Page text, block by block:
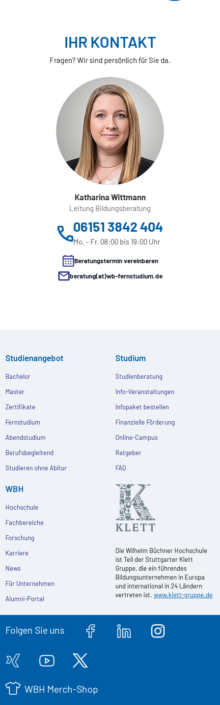
IHR KONTAKT
Fragen? Wir sind persönlich für Sie da.
Katharina Wittmann
Leitung Bildungsberatung
06151 3842 404
Mo. - Fr. 08:00 bis 19:00 Uhr
Beratungstermin vereinbaren
beratung(at)wb-fernstudium.de
Studienangebot
Bachelor
Master
Zertifikate
Fernstudium
Abendstudium
Berufsbegleitend
Studieren ohne Abitur
Studium
Studienberatung
Info-Veranstaltungen
Infopaket bestellen
Finanzielle Förderung
Online-Campus
Ratgeber
FAQ
WBH
Hochschule
Fachbereiche
Forschung
Karriere
News
Für Unternehmen
Alumni-Portal
Die Wilhelm Büchner Hochschule
ist Teil der Stuttgarter Klett
Gruppe, die ein führendes
Bildungsunternehmen in Europa
und international in 24 Ländern
vertreten ist.www.klett-gruppe.de
Folgen Sie uns
WBH Merch-Shop